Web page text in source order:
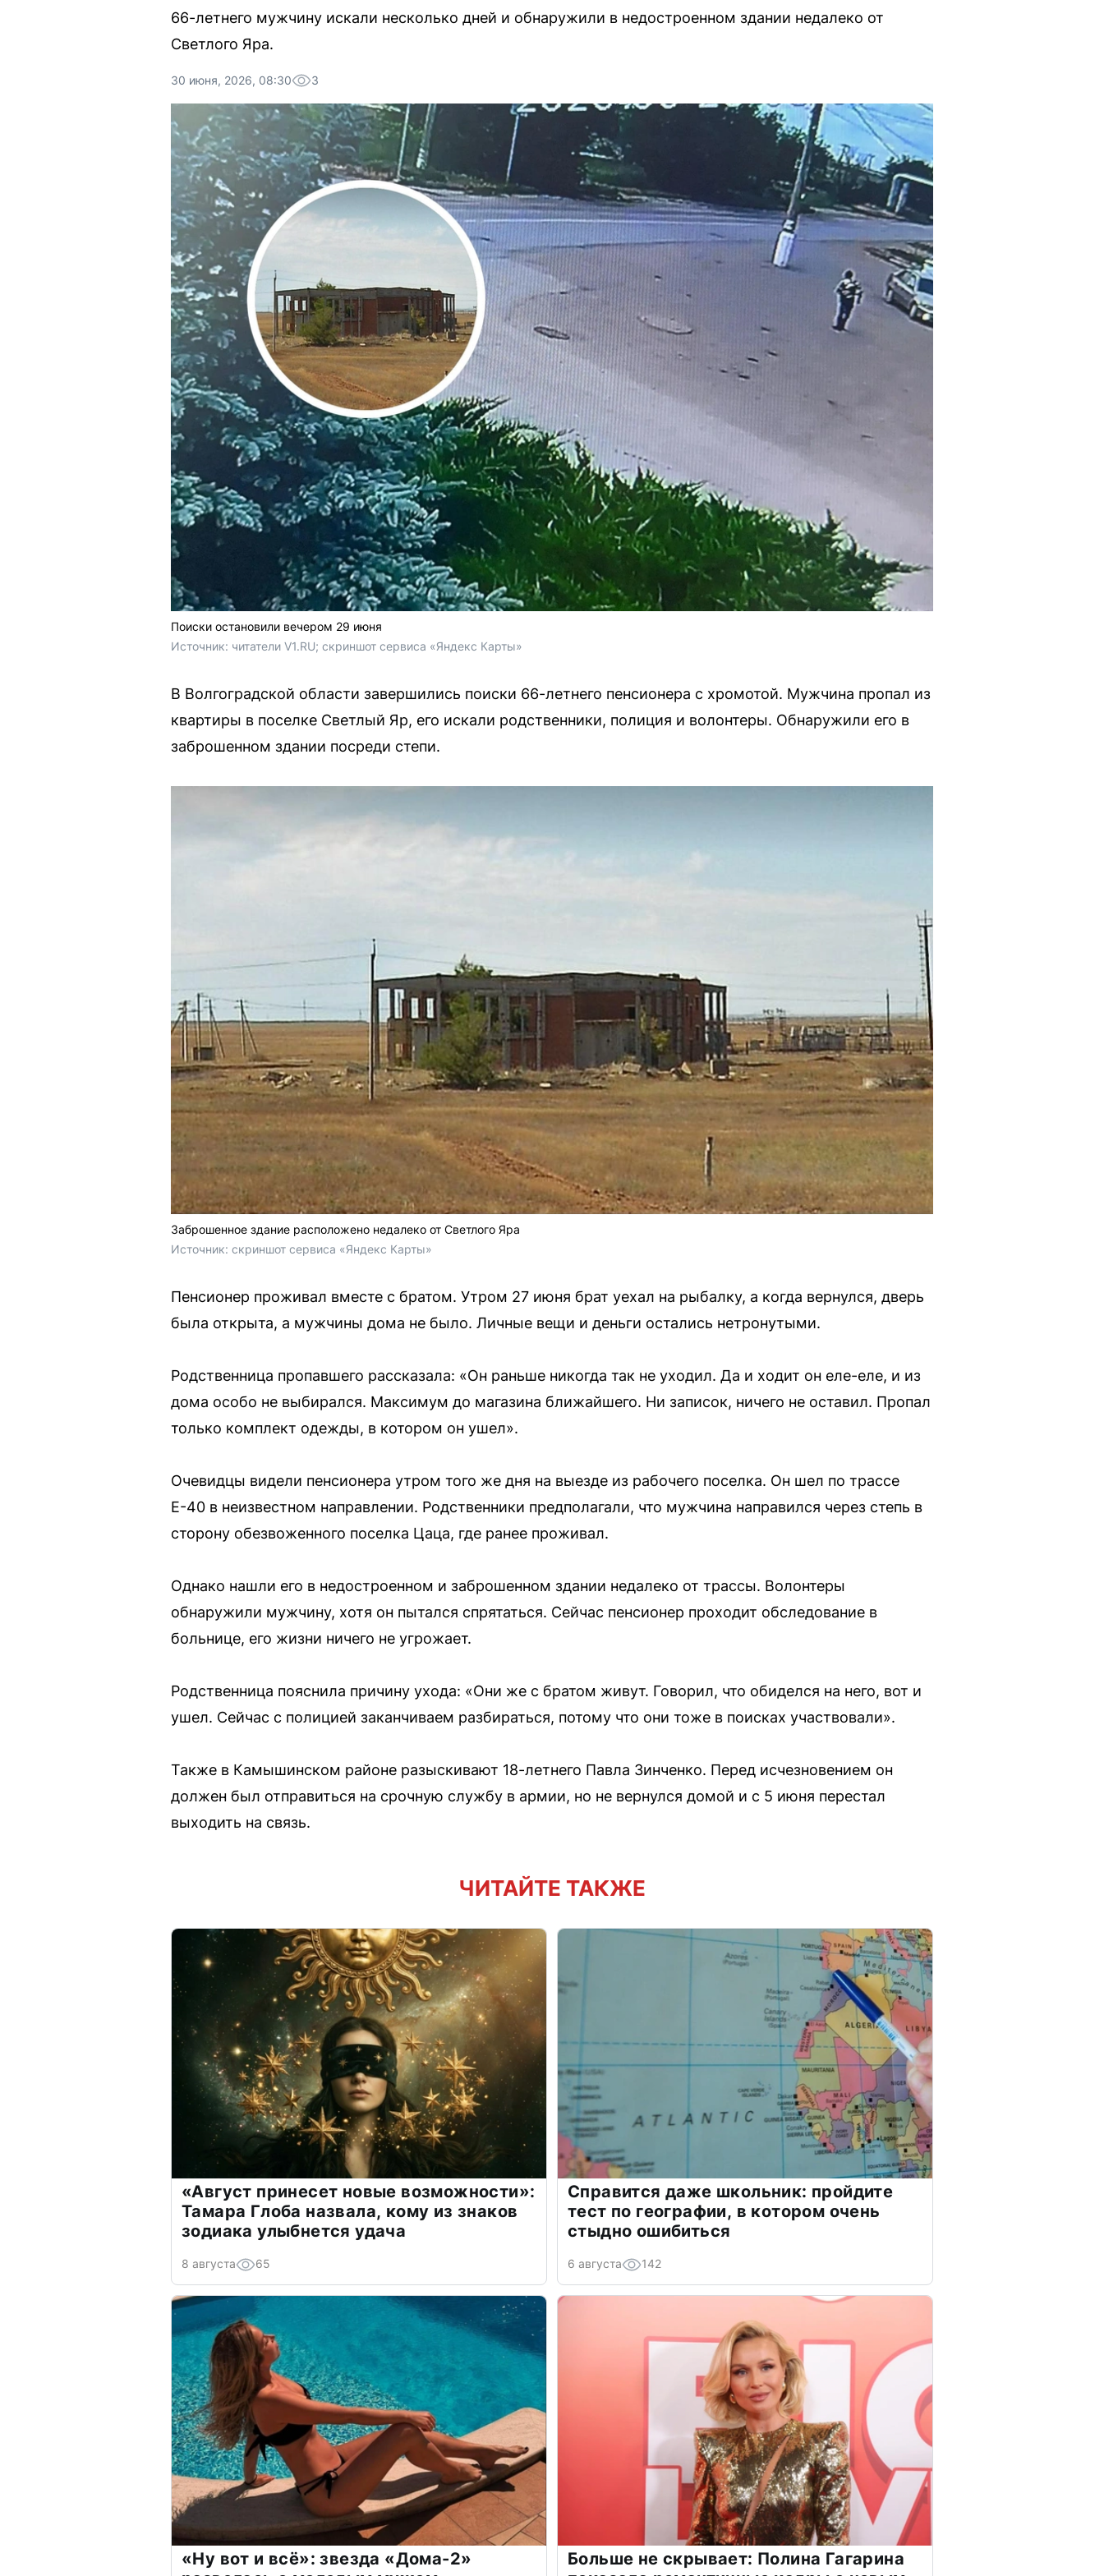
66-летнего мужчину искали несколько дней и обнаружили в недостроенном здании недалеко от
Светлого Яра.
30 июня, 2026, 08:30 3
Поиски остановили вечером 29 июня
Источник: читатели V1.RU; скриншот сервиса «Яндекс Карты»
В Волгоградской области завершились поиски 66-летнего пенсионера с хромотой. Мужчина пропал из
квартиры в поселке Светлый Яр, его искали родственники, полиция и волонтеры. Обнаружили его в
заброшенном здании посреди степи.
Заброшенное здание расположено недалеко от Светлого Яра
Источник: скриншот сервиса «Яндекс Карты»
Пенсионер проживал вместе с братом. Утром 27 июня брат уехал на рыбалку, а когда вернулся, дверь
была открыта, а мужчины дома не было. Личные вещи и деньги остались нетронутыми.
Родственница пропавшего рассказала: «Он раньше никогда так не уходил. Да и ходит он еле-еле, и из
дома особо не выбирался. Максимум до магазина ближайшего. Ни записок, ничего не оставил. Пропал
только комплект одежды, в котором он ушел».
Очевидцы видели пенсионера утром того же дня на выезде из рабочего поселка. Он шел по трассе
Е-40 в неизвестном направлении. Родственники предполагали, что мужчина направился через степь в
сторону обезвоженного поселка Цаца, где ранее проживал.
Однако нашли его в недостроенном и заброшенном здании недалеко от трассы. Волонтеры
обнаружили мужчину, хотя он пытался спрятаться. Сейчас пенсионер проходит обследование в
больнице, его жизни ничего не угрожает.
Родственница пояснила причину ухода: «Они же с братом живут. Говорил, что обиделся на него, вот и
ушел. Сейчас с полицией заканчиваем разбираться, потому что они тоже в поисках участвовали».
Также в Камышинском районе разыскивают 18-летнего Павла Зинченко. Перед исчезновением он
должен был отправиться на срочную службу в армии, но не вернулся домой и с 5 июня перестал
выходить на связь.
ЧИТАЙТЕ ТАКЖЕ
«Август принесет новые возможности»:
Тамара Глоба назвала, кому из знаков
зодиака улыбнется удача
8 августа 65
Справится даже школьник: пройдите
тест по географии, в котором очень
стыдно ошибиться
6 августа 142
«Ну вот и всё»: звезда «Дома-2»
Больше не скрывает: Полина Гагарина